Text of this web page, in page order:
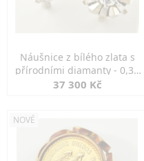
Náušnice z bílého zlata s
přírodními diamanty - 0,30
ct
37 300 Kč
NOVÉ